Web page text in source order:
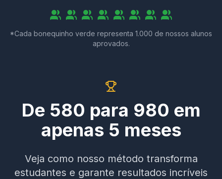
*Cada bonequinho verde representa 1.000 de nossos alunos
aprovados.
De 580 para 980 em
apenas 5 meses
Veja como nosso método transforma
estudantes e garante resultados incríveis